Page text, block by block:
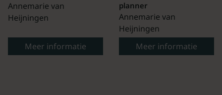
Annemarie van
Heijningen
Meer informatie
planner
Annemarie van
Heijningen
Meer informatie